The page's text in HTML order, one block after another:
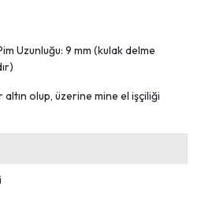
Uzunluğu: 9 mm (kulak delme
altın olup, üzerine mine el işçiliği